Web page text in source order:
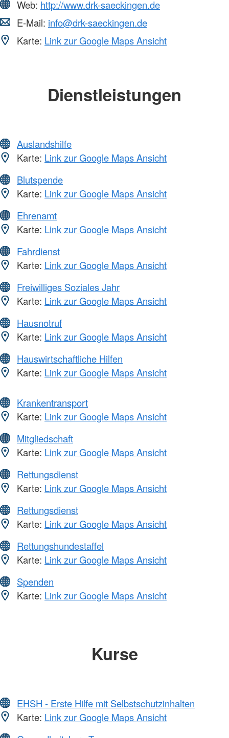
Web: http://www.drk-saeckingen.de
E-Mail: info@drk-saeckingen.de
Karte: Link zur Google Maps Ansicht
Dienstleistungen
Auslandshilfe
Karte: Link zur Google Maps Ansicht
Blutspende
Karte: Link zur Google Maps Ansicht
Ehrenamt
Karte: Link zur Google Maps Ansicht
Fahrdienst
Karte: Link zur Google Maps Ansicht
Freiwilliges Soziales Jahr
Karte: Link zur Google Maps Ansicht
Hausnotruf
Karte: Link zur Google Maps Ansicht
Hauswirtschaftliche Hilfen
Karte: Link zur Google Maps Ansicht
Krankentransport
Karte: Link zur Google Maps Ansicht
Mitgliedschaft
Karte: Link zur Google Maps Ansicht
Rettungsdienst
Karte: Link zur Google Maps Ansicht
Rettungsdienst
Karte: Link zur Google Maps Ansicht
Rettungshundestaffel
Karte: Link zur Google Maps Ansicht
Spenden
Karte: Link zur Google Maps Ansicht
Kurse
EHSH - Erste Hilfe mit Selbstschutzinhalten
Karte: Link zur Google Maps Ansicht